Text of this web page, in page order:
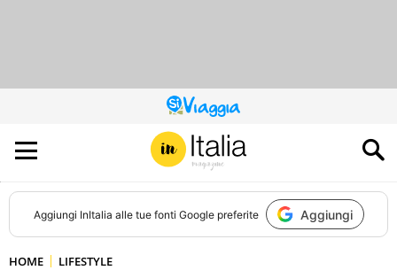
QUESTO
SITO
CONTRIBUISCE
ALL’AUDIENCE
DI
Aggiungi InItalia alle tue fonti Google preferite Aggiungi
HOME LIFESTYLE